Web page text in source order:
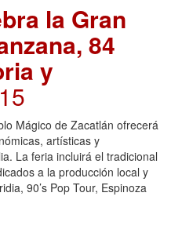
la Gran
84
y
Mágico de Zacatlán ofrecerá
artísticas y
La feria incluirá el tradicional
a la producción local y
90’s Pop Tour, Espinoza